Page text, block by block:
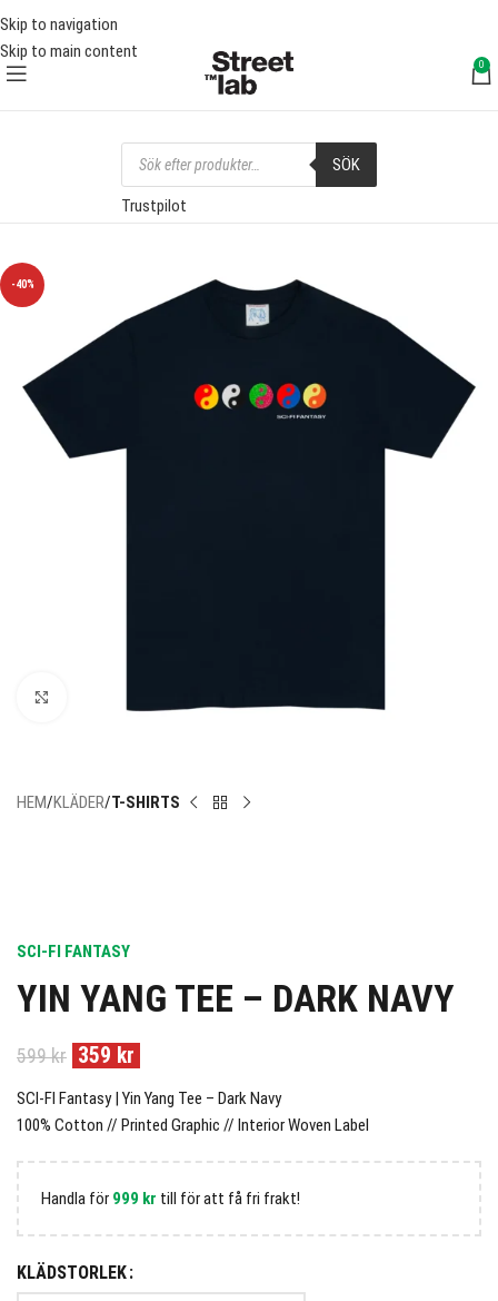
Skip to navigation
Skip to main content
0
SÖK
Trustpilot
-40%
HEM KLÄDER T-SHIRTS
SCI-FI FANTASY
YIN YANG TEE – DARK NAVY
599kr 359 kr
SCI-FI Fantasy | Yin Yang Tee – Dark Navy
100% Cotton // Printed Graphic // Interior Woven Label
Handla för 999 kr till för att få fri frakt!
KLÄDSTORLEK